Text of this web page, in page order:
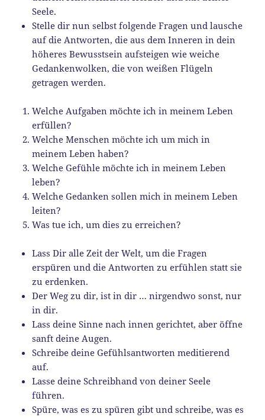
Seele.
Stelle dir nun selbst folgende Fragen und lausche
auf die Antworten, die aus dem Inneren in dein
höheres Bewusstsein aufsteigen wie weiche
Gedankenwolken, die von weißen Flügeln
getragen werden.
Welche Aufgaben möchte ich in meinem Leben
erfüllen?
Welche Menschen möchte ich um mich in
meinem Leben haben?
Welche Gefühle möchte ich in meinem Leben
leben?
Welche Gedanken sollen mich in meinem Leben
leiten?
Was tue ich, um dies zu erreichen?
Lass Dir alle Zeit der Welt, um die Fragen
erspüren und die Antworten zu erfühlen statt sie
zu erdenken.
Der Weg zu dir, ist in dir … nirgendwo sonst, nur
in dir.
Lass deine Sinne nach innen gerichtet, aber öffne
sanft deine Augen.
Schreibe deine Gefühlsantworten meditierend
auf.
Lasse deine Schreibhand von deiner Seele
führen.
Spüre, was es zu spüren gibt und schreibe, was es